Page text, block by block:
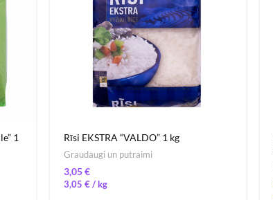
1
Rīsi EKSTRA “VALDO” 1 kg
Graudaugi un putraimi
€
3,05€ /